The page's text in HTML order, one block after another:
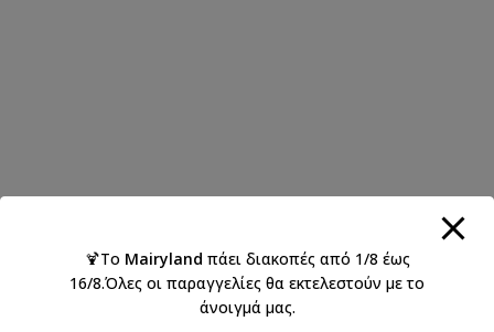
🍹Το Mairyland πάει διακοπές από 1/8 έως
16/8.Όλες οι παραγγελίες θα εκτελεστούν με το
άνοιγμά μας.